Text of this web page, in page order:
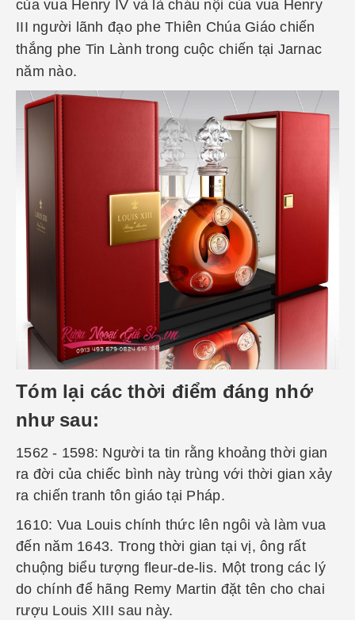
của vua Henry IV và là cháu nội của vua Henry
III người lãnh đạo phe Thiên Chúa Giáo chiến
thắng phe Tin Lành trong cuộc chiến tại Jarnac
năm nào.
Tóm lại các thời điểm đáng nhớ
như sau:
1562 - 1598: Người ta tin rằng khoảng thời gian
ra đời của chiếc bình này trùng với thời gian xảy
ra chiến tranh tôn giáo tại Pháp.
1610: Vua Louis chính thức lên ngôi và làm vua
đến năm 1643. Trong thời gian tại vị, ông rất
chuộng biểu tượng fleur-de-lis. Một trong các lý
do chính để hãng Remy Martin đặt tên cho chai
rượu Louis XIII sau này.